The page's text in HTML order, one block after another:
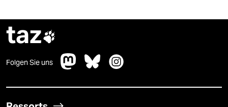
taz
Folgen Sie uns